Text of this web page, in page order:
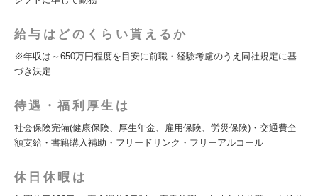
給与はどのくらい貰えるか
※年収は～650万円程度を目安に前職・経験考慮のうえ同社規定に基
づき決定
待遇・福利厚生は
社会保険完備(健康保険、厚生年金、雇用保険、労災保険)・交通費全
額支給・書籍購入補助・フリードリンク・フリーアルコール
休日休暇は